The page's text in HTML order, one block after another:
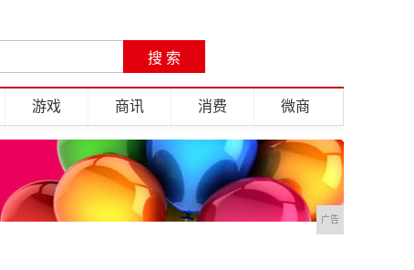
游戏 商讯 消费 微商
广告